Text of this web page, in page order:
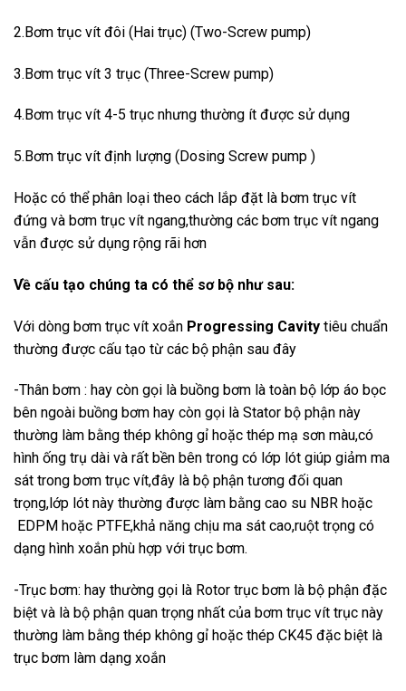
2.Bơm trục vít đôi (Hai trục) (Two-Screw pump)
3.Bơm trục vít 3 trục (Three-Screw pump)
4.Bơm trục vít 4-5 trục nhưng thường ít được sử dụng
5.Bơm trục vít định lượng (Dosing Screw pump )
Hoặc có thể phân loại theo cách lắp đặt là bơm trục vít
đứng và bơm trục vít ngang,thường các bơm trục vít ngang
vẫn được sử dụng rộng rãi hơn
Về cấu tạo chúng ta có thể sơ bộ như sau:
Với dòng bơm trục vít xoắn Progressing Cavity tiêu chuẩn
thường được cấu tạo từ các bộ phận sau đây
-Thân bơm : hay còn gọi là buồng bơm là toàn bộ lớp áo bọc
bên ngoài buồng bơm hay còn gọi là Stator bộ phận này
thường làm bằng thép không gỉ hoặc thép mạ sơn màu,có
hình ống trụ dài và rất bền bên trong có lớp lót giúp giảm ma
sát trong bơm trục vít,đây là bộ phận tương đối quan
trọng,lớp lót này thường được làm bằng cao su NBR hoặc
EDPM hoặc PTFE,khả năng chịu ma sát cao,ruột trọng có
dạng hình xoắn phù hợp với trục bơm.
-Trục bơm: hay thường gọi là Rotor trục bơm là bộ phận đặc
biệt và là bộ phận quan trọng nhất của bơm trục vít trục này
thường làm bằng thép không gỉ hoặc thép CK45 đặc biệt là
trục bơm làm dạng xoắn